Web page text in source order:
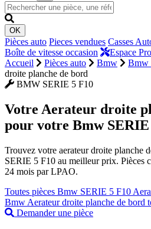
OK
Pièces auto Pieces vendues Casses
Boîte de vitesse occasion
Espace Pro
Accueil
Pièces auto Bmw Bmw
droite planche de bord
BMW SERIE 5 F10
Votre Aerateur droite
pour votre Bmw SERIE
Trouvez votre aerateur droite planche
SERIE 5 F10 au meilleur prix. Pièces
24 mois par LPAO.
Toutes pièces Bmw SERIE 5 F10
Bmw Aerateur droite planche de bord
Demander une pièce